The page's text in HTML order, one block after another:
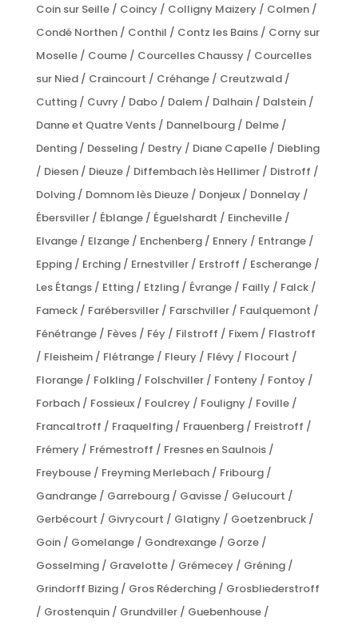
Coin sur Seille / Coincy / Colligny Maizery / Colmen /
Condé Northen / Conthil / Contz les Bains / Corny sur
Moselle / Coume / Courcelles Chaussy / Courcelles
sur Nied / Craincourt / Créhange / Creutzwald /
Cutting / Cuvry / Dabo / Dalem / Dalhain / Dalstein /
Danne et Quatre Vents / Dannelbourg / Delme /
Denting / Desseling / Destry / Diane Capelle / Diebling
/ Diesen / Dieuze / Diffembach lès Hellimer / Distroff /
Dolving / Domnom lès Dieuze / Donjeux / Donnelay /
Ébersviller / Éblange / Éguelshardt / Eincheville /
Elvange / Elzange / Enchenberg / Ennery / Entrange /
Epping / Erching / Ernestviller / Erstroff / Escherange /
Les Étangs / Etting / Etzling / Évrange / Failly / Falck /
Fameck / Farébersviller / Farschviller / Faulquemont /
Fénétrange / Fèves / Féy / Filstroff / Fixem / Flastroff
/ Fleisheim / Flétrange / Fleury / Flévy / Flocourt /
Florange / Folkling / Folschviller / Fonteny / Fontoy /
Forbach / Fossieux / Foulcrey / Fouligny / Foville /
Francaltroff / Fraquelfing / Frauenberg / Freistroff /
Frémery / Frémestroff / Fresnes en Saulnois /
Freybouse / Freyming Merlebach / Fribourg /
Gandrange / Garrebourg / Gavisse / Gelucourt /
Gerbécourt / Givrycourt / Glatigny / Goetzenbruck /
Goin / Gomelange / Gondrexange / Gorze /
Gosselming / Gravelotte / Grémecey / Gréning /
Grindorff Bizing / Gros Réderching / Grosbliederstroff
/ Grostenquin / Grundviller / Guebenhouse /